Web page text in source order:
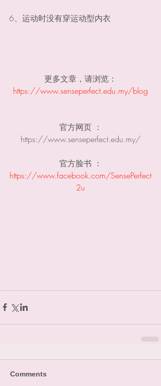
6、运动时没有穿运动型内衣
更多文章，请浏览：
https://www.senseperfect.edu.my/blog
官方网页 ：
https://www.senseperfect.edu.my​/
官方脸书 ：
https://www.facebook.com/SensePerfect
2u
Comments